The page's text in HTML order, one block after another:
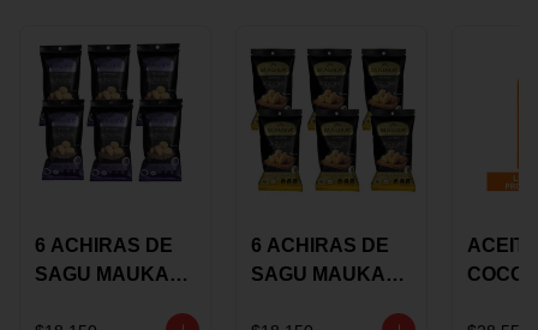
6 ACHIRAS DE
SAGU MAUKA
6 ACHIRAS DE
SAGU MAUKA
COCO